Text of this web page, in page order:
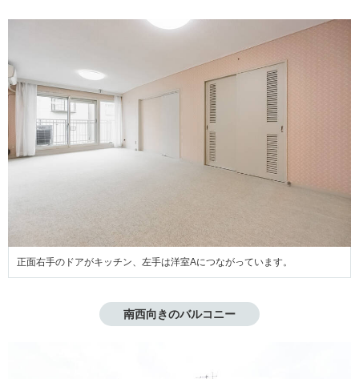
正面右手のドアがキッチン、左手は洋室Aにつながっています。
南西向きのバルコニー